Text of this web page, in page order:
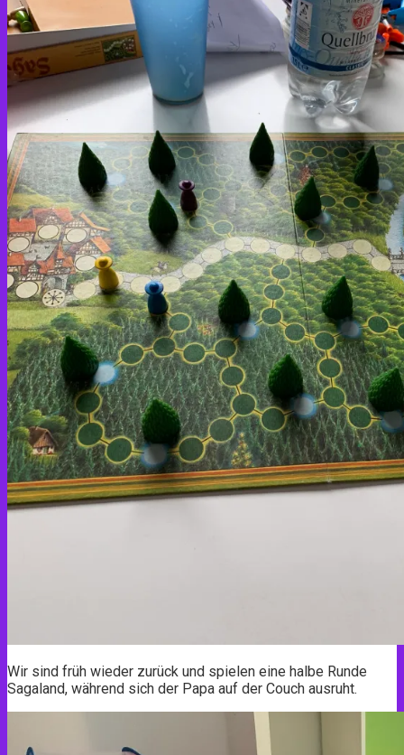
Wir sind früh wieder zurück und spielen eine halbe Runde
Sagaland, während sich der Papa auf der Couch ausruht.